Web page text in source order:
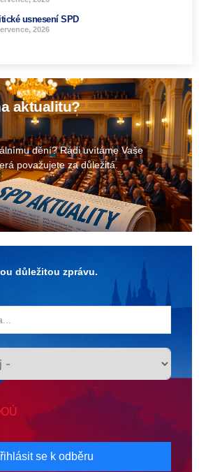
usnesení SPD
2026
aktualitu?
dění? Rádi uvítáme Vaše
považujete za důležitá.
důležitou zprávu.
se k odběru